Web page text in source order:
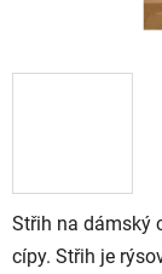
Střih na dámský
cípy. Střih je